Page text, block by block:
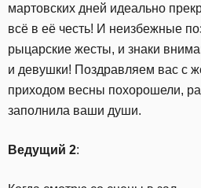
мартовских дней идеально
всё в её честь! И неизбежные
рыцарские жесты, и знаки
и девушки! Поздравляем вас с
приходом весны похорошели,
заполнила ваши души.
Ведущий 2: